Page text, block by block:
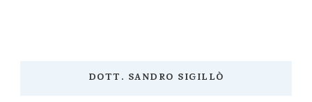
DOTT. SANDRO SIGILLÒ